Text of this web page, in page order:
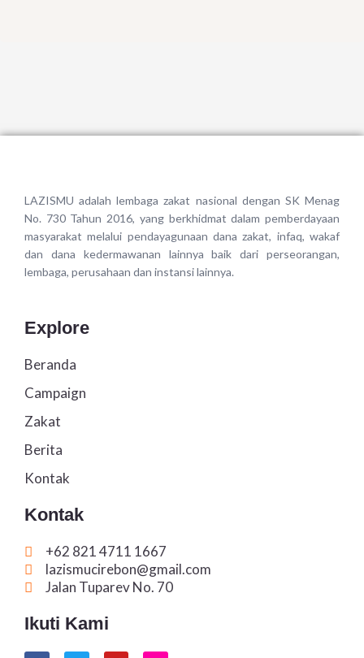
LAZISMU adalah lembaga zakat nasional dengan SK Menag
No. 730 Tahun 2016, yang berkhidmat dalam pemberdayaan
masyarakat melalui pendayagunaan dana zakat, infaq, wakaf
dan dana kedermawanan lainnya baik dari perseorangan,
lembaga, perusahaan dan instansi lainnya.
Explore
Beranda
Campaign
Zakat
Berita
Kontak
Kontak
+62 821 4711 1667
lazismucirebon@gmail.com
Jalan Tuparev No. 70
Ikuti Kami